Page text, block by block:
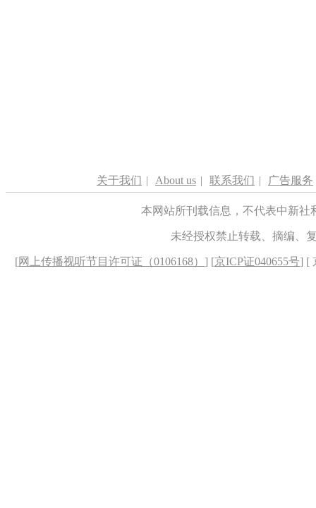
关于我们 | About us | 联系我们 | 广告服务
本网站所刊载信息，不代表中新
未经授权禁止转载、摘编、
[网上传播视听节目许可证（0106168） ] [京ICP证040655号] [